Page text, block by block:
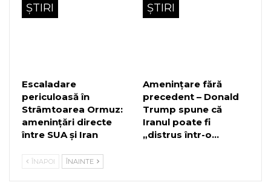
ȘTIRI
Escaladare
periculoasă în
Strâmtoarea Ormuz:
amenințări directe
între SUA și Iran
ȘTIRI
Amenințare fără
precedent – Donald
Trump spune că
Iranul poate fi
„distrus într-o…
ÎNAPOI ÎNAINTE